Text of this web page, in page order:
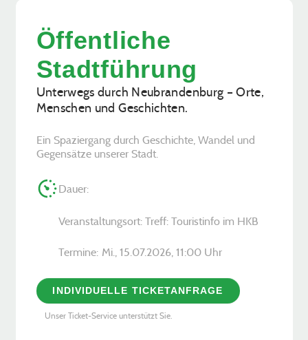
Öffentliche
Stadtführung
Unterwegs durch Neubrandenburg – Orte,
Menschen und Geschichten.
Ein Spaziergang durch Geschichte, Wandel und
Gegensätze unserer Stadt.
Dauer:
Veranstaltungsort: Treff: Touristinfo im HKB
Termine: Mi., 15.07.2026, ­11:00 Uhr
INDIVIDUELLE TICKETANFRAGE
Unser Ticket-Service unterstützt Sie.